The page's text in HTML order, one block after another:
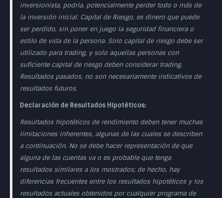
inversionista, podría, potencialmente perder todo o más de
la inversión inicial. Capital de Riesgo, es dinero que puede
ser perdido, sin poner en juego la seguridad financiera o
estilo de vida de la persona. Solo capital de riesgo debe ser
utilizado para trading, y solo aquellas personas con
suficiente capital de riesgo deben considerar trading.
Resultados pasados, no son necesariamente indicativos de
resultados futuros.
Declaración de Resultados Hipotéticos:
Resultados hipotéticos de rendimiento deben tener muchas
limitaciones inherentes, algunas de las cuales se describen
a continuación. No se debe hacer representación de que
alguna de las cuentas va o es probable que tenga
resultados similares a los mostrados; de hecho, hay
diferencias frecuentes entre los resultados hipotéticos y los
resultados actuales obtenidos por cualquier programa de